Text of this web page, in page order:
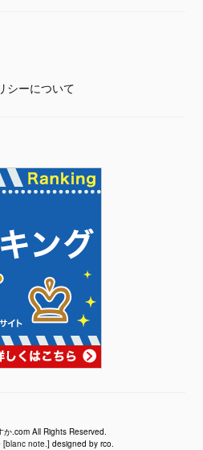
シーについて
.com All Rights Reserved.
[blanc note. ] designed by rco.